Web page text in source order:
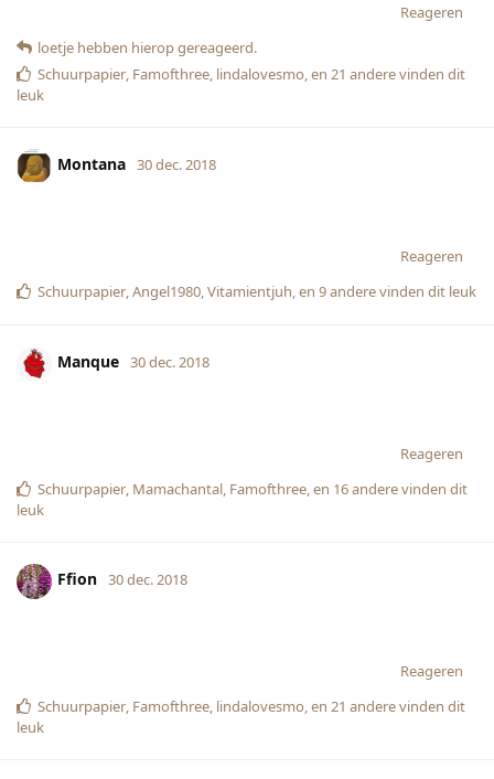
Reageren
loetje hebben hierop gereageerd.
Schuurpapier Famofthree lindalovesmo , en 21 anderevinden dit
leuk
Montana 30 dec. 2018
Reageren
Schuurpapier Angel1980 Vitamientjuh , en 9anderevinden dit leuk
Manque 30 dec. 2018
Reageren
Schuurpapier Mamachantal Famofthree , en 16anderevinden dit
leuk
Ffion 30 dec. 2018
Reageren
Schuurpapier Famofthree lindalovesmo , en 21 anderevinden dit
leuk